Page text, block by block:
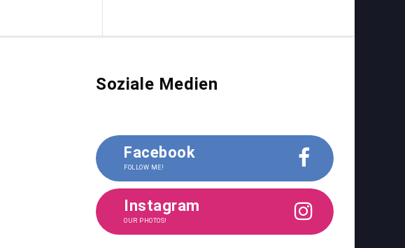
Soziale Medien
Facebook
FOLLOW ME!
Instagram
OUR PHOTOS!